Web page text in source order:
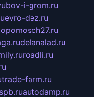
i-grom.ru
evro-dez.ru
delanalad.ru
roadli.ru
trade-farm.ru
autodamp.ru